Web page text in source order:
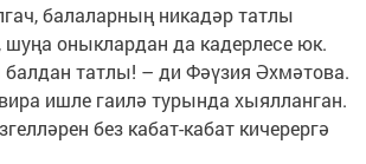
балаларның никадәр татлы
оныклардан да кадерлесе юк.
татлы! – ди Фәүзия Әхмәтова.
ишле гаилә турында хыялланган.
без кабат-кабат кичерергә